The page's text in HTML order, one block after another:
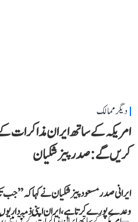
دیگر ممالک
امریکہ کے ساتھ ایران مذاکرات
کریں گے: صدر پیزشکیان
ایرانی صدر مسعود پیزشکیان نے کہا کہ ’’جب
وعدے پورے کرتا ہے، ایران اپنی ذمہ